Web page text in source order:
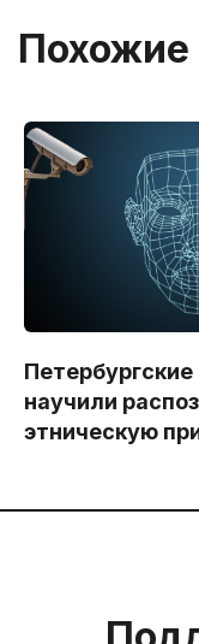
Похожие
научили
этническую